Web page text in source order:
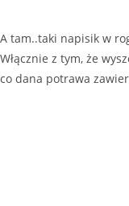
A tam..taki napisik w
Włącznie z tym, że
co dana potrawa